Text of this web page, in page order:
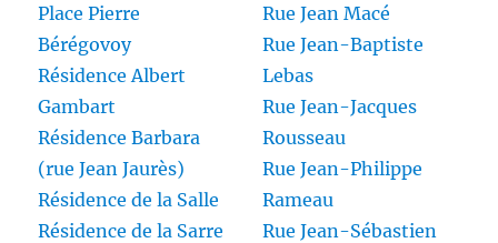
Place Pierre
Bérégovoy
Résidence Albert
Gambart
Résidence Barbara
(rue Jean Jaurès)
Résidence de la Salle
Résidence de la Sarre
Rue Jean Macé
Rue Jean-Baptiste
Lebas
Rue Jean-Jacques
Rousseau
Rue Jean-Philippe
Rameau
Rue Jean-Sébastien